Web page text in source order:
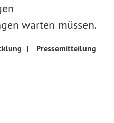
warten müssen.
| Pressemitteilung